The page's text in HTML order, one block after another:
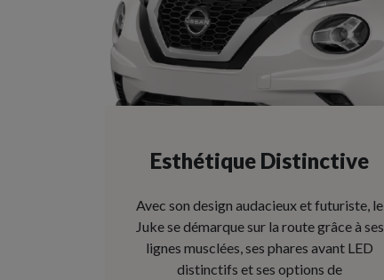
Esthétique Distinctive
Avec son design audacieux et futuriste, le
Juke se démarque sur la route grâce à ses
lignes musclées, ses phares avant LED
distinctifs et ses options de